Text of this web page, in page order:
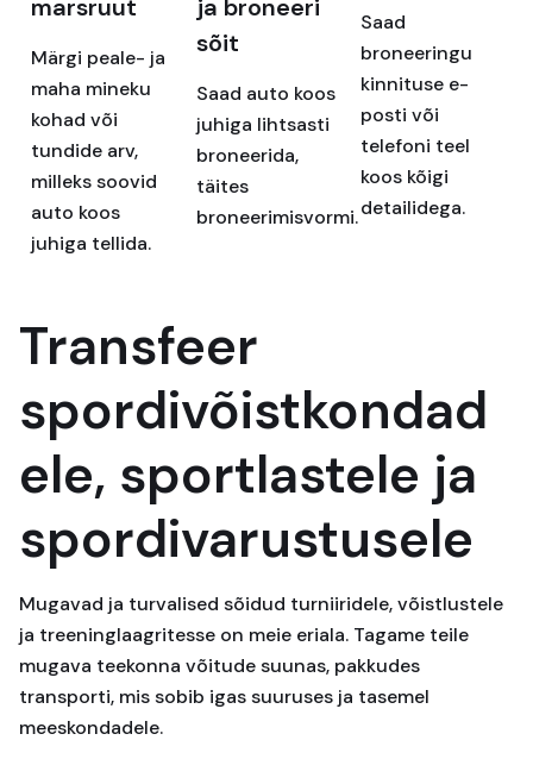
marsruut
Märgi peale- ja
maha mineku
kohad või
tundide arv,
milleks soovid
auto koos
juhiga tellida.
ja broneeri
sõit
Saad auto koos
juhiga lihtsasti
broneerida,
täites
broneerimisvormi.
Saad
broneeringu
kinnituse e-
posti või
telefoni teel
koos kõigi
detailidega.
Transfeer
spordivõistkondad
ele, sportlastele ja
spordivarustusele
Mugavad ja turvalised sõidud turniiridele, võistlustele
ja treeninglaagritesse on meie eriala. Tagame teile
mugava teekonna võitude suunas, pakkudes
transporti, mis sobib igas suuruses ja tasemel
meeskondadele.